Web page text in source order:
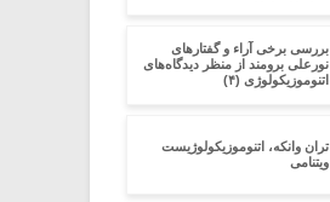
بررسی برخی آراء و گفتارهای
نورعلی برومند از منظر دیدگاه‌های
اتنوموزیکولوژی (۴)
تران وانکه، اتنوموزیکولوژیست
ویتنامی